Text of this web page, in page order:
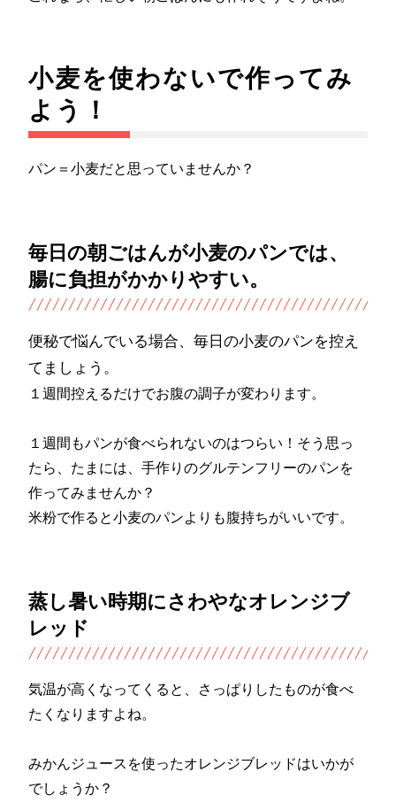
小麦を使わないで作ってみ
よう！
パン＝小麦だと思っていませんか？
毎日の朝ごはんが小麦のパンでは、
腸に負担がかかりやすい。
便秘で悩んでいる場合、毎日の小麦のパンを控え
てましょう。
１週間控えるだけでお腹の調子が変わります。
１週間もパンが食べられないのはつらい！そう思っ
たら、たまには、手作りのグルテンフリーのパンを
作ってみませんか？
米粉で作ると小麦のパンよりも腹持ちがいいです。
蒸し暑い時期にさわやなオレンジブ
レッド
気温が高くなってくると、さっぱりしたものが食べ
たくなりますよね。
みかんジュースを使ったオレンジブレッドはいかが
でしょうか？